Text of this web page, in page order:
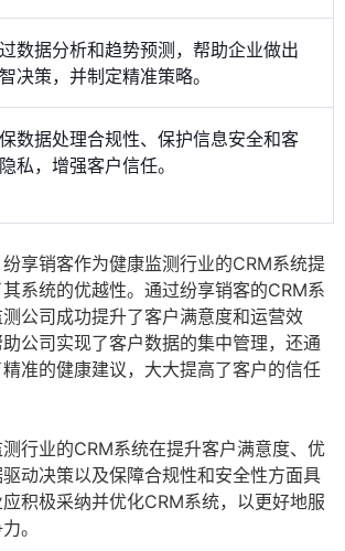
数据分析和趋势预测，帮助企业做出
决策，并制定精准策略。
数据处理合规性、保护信息安全和客
私，增强客户信任。
享销客作为健康监测行业的CRM系统提
系统的优越性。通过纷享销客的CRM系
公司成功提升了客户满意度和运营效
公司实现了客户数据的集中管理，还通
准的健康建议，大大提高了客户的信任
行业的CRM系统在提升客户满意度、优
动决策以及保障合规性和安全性方面具
积极采纳并优化CRM系统，以更好地服
。